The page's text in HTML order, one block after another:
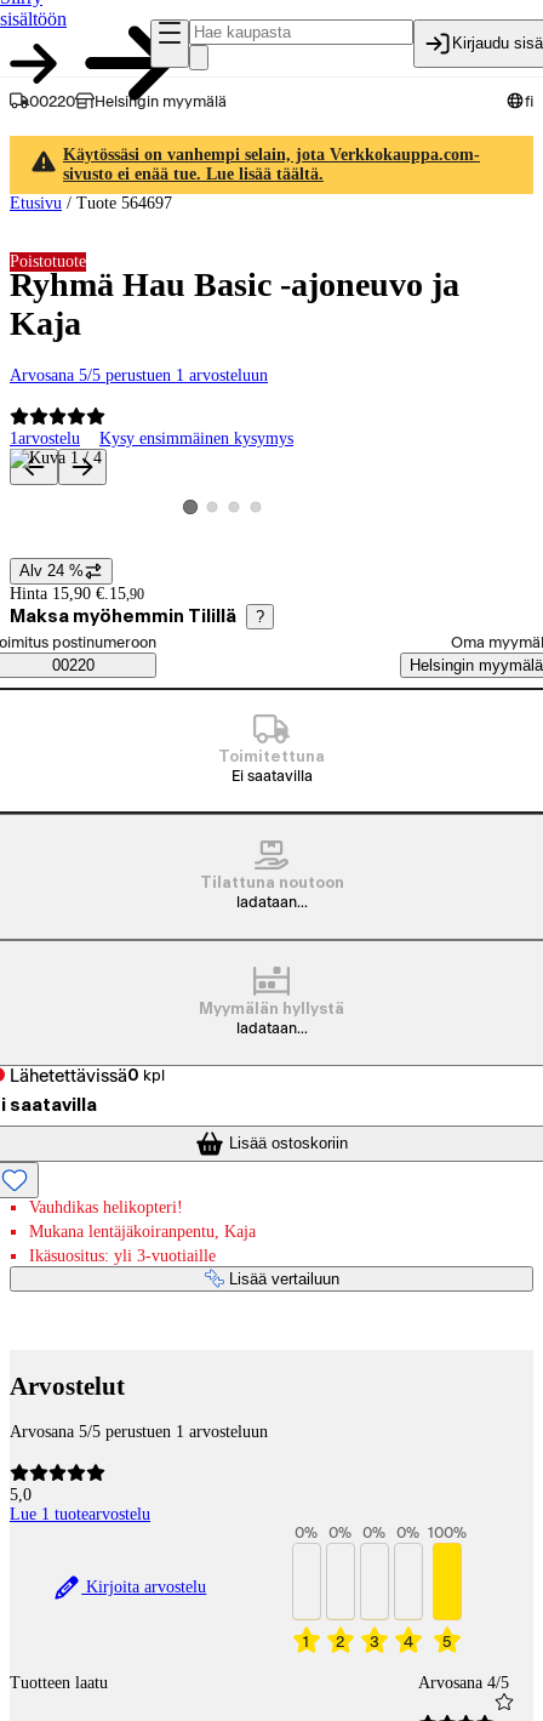
sisältöön
Kirjaudu
00220 Helsingin myymälä fi
Käytössäsi on vanhempi selain, jota Verkkokauppa.com-
sivusto ei enää tue. Lue lisää täältä.
Etusivu / Tuote 564697
Ryhmä Hau Basic -ajoneuvo ja
Kaja
Arvosana 5/5 perustuen 1 arvosteluun
1arvostelu Kysy ensimmäinen kysymys
Poistotuote
Tuotteen kuvat ja videot
Katso tuotekuva 1
Katso tuotekuva 2
Katso tuotekuva 3
Katso tuotekuva 4
Hintatiedot
Alv 24 %
Hinta 15,90 €. 15,90
Maksa myöhemmin Tilillä ?
Saatavuustiedot
tilaustapa
postinumeroon
00220
Oma
Helsingin myymälä
Toimitettuna
Ei saatavilla
Tilattuna noutoon
ladataan...
Myymälän hyllystä
ladataan...
Lähetettävissä0 kpl
saatavilla
Lisää ostoskoriin
Vauhdikas helikopteri!
Mukana lentäjäkoiranpentu, Kaja
Ikäsuositus: yli 3-vuotiaille
Lisää vertailuun
Arvostelut
Arvosana 5/5 perustuen 1 arvosteluun
5,0
Lue 1 tuotearvostelu
Kirjoita arvostelu
1
0%
2
0%
3
0%
4
0%
5
100%
Tuotteen laatu Arvosana 4/5